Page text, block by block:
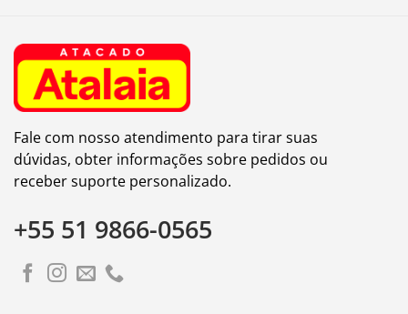
Fale com nosso atendimento para tirar suas
dúvidas, obter informações sobre pedidos ou
receber suporte personalizado.
+55 51 9866-0565